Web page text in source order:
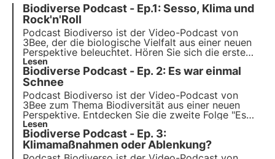
Biodiverse Podcast - Ep.1: Sesso, Klima und
Rock'n'Roll
Podcast Biodiverso ist der Video-Podcast von
3Bee, der die biologische Vielfalt aus einer neuen
Perspektive beleuchtet. Hören Sie sich die erste
Folge "Sex, Klima und Rock'n'Roll" an, in der
Moderator Stefano Caserini die Auswirkungen des
Klimawandels auf menschliche Beziehungen und
Gefühle untersucht.
Lesen
Biodiverse Podcast - Ep. 2: Es war einmal
Schnee
Podcast Biodiverso ist der Video-Podcast von
3Bee zum Thema Biodiversität aus einer neuen
Perspektive. Entdecken Sie die zweite Folge "Es
war einmal Schnee", die sich mit dem Thema SOS-
Schnee und nachhaltigem Bergtourismus befasst,
mit Moderatorin Sofia Farina.
Lesen
Biodiverse Podcast - Ep. 3:
Klimamaßnahmen oder Ablenkung?